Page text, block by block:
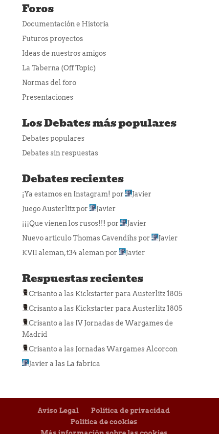
Foros
Documentación e Historia
Futuros proyectos
Ideas de nuestros amigos
La Taberna (Off Topic)
Normas del foro
Presentaciones
Los Debates más populares
Debates populares
Debates sin respuestas
Debates recientes
¡Ya estamos en Instagram! por
Javier
Juego Austerlitzpor
Javier
¡¡¡Que vienen los rusos!!! por
Javier
Nuevo articulo Thomas Cavendihspor
Javier
KVII aleman, t34 alemanpor Javier
Respuestas recientes
Crisantoa las Kickstarter para Austerlitz 1805
Crisantoa las Kickstarter para Austerlitz 1805
Crisantoa las IV Jornadas de Wargames de
Madrid
Crisantoa las Jornadas Wargames Alcorcon
Javier a las La fabrica
Aviso Legal
Política de privacidad
Política de cookies